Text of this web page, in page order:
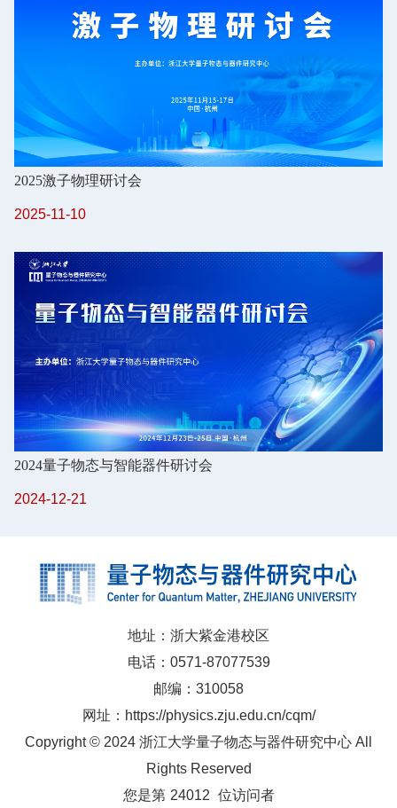
2025激子物理研讨会
2025-11-10
2024量子物态与智能器件研讨会
2024-12-21
地址：浙大紫金港校区
电话：0571-87077539
邮编：310058
网址：https://physics.zju.edu.cn/cqm/
Copyright © 2024 浙江大学量子物态与器件研究中心 All
Rights Reserved
您是第 24012 位访问者